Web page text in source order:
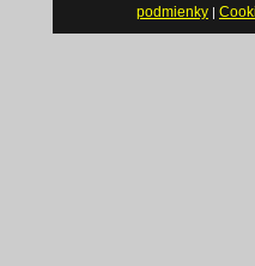
podmienky |